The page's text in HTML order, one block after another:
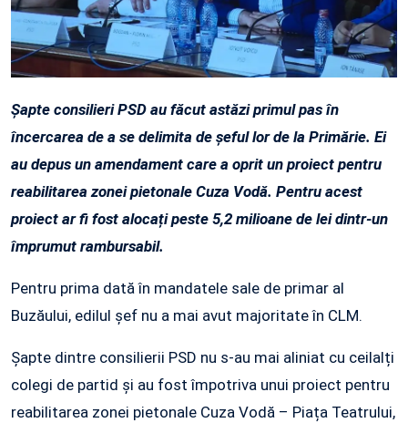
Șapte consilieri PSD au făcut astăzi primul pas în
încercarea de a se delimita de șeful lor de la Primărie. Ei
au depus un amendament care a oprit un proiect pentru
reabilitarea zonei pietonale Cuza Vodă. Pentru acest
proiect ar fi fost alocați peste 5,2 milioane de lei dintr-un
împrumut rambursabil.
Pentru prima dată în mandatele sale de primar al
Buzăului, edilul șef nu a mai avut majoritate în CLM.
Șapte dintre consilierii PSD nu s-au mai aliniat cu ceilalți
colegi de partid și au fost împotriva unui proiect pentru
reabilitarea zonei pietonale Cuza Vodă – Piața Teatrului,